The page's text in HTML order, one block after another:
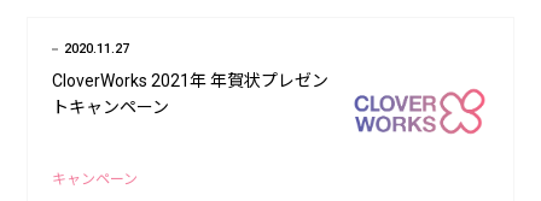
2020.11.27
CloverWorks 2021年 年賀状プレゼン
トキャンペーン
キャンペーン